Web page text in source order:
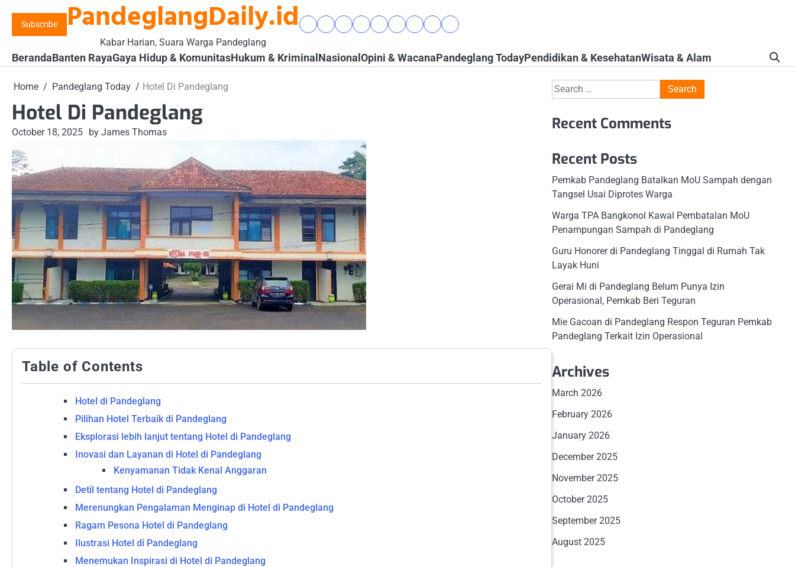
content
Subscribe PandeglangDaily.id
Kabar Harian, Suara Warga Pandeglang
BerandaBantenGaya
Komunitas
Hukum
Kriminal
Nasional
Opini
PandeglangPendidikan
Kesehatan
Wisata
Alam
BerandaBanten RayaGaya Hidup & KomunitasHukum & KriminalNasionalOpini & WacanaPandeglang TodayPendidikan & KesehatanWisata & Alam
Home Pandeglang Today Hotel Di Pandeglang
Hotel Di Pandeglang
October 18, 2025 by James Thomas
Table of Contents
Hotel di Pandeglang
Pilihan Hotel Terbaik di Pandeglang
Eksplorasi lebih lanjut tentang Hotel di Pandeglang
Inovasi dan Layanan di Hotel di Pandeglang
Kenyamanan Tidak Kenal Anggaran
Detil tentang Hotel di Pandeglang
Merenungkan Pengalaman Menginap di Hotel di Pandeglang
Ragam Pesona Hotel di Pandeglang
Ilustrasi Hotel di Pandeglang
Menemukan Inspirasi di Hotel di Pandeglang
Search
for:
Recent Comments
Recent Posts
Pemkab Pandeglang Batalkan MoU Sampah dengan
Tangsel Usai Diprotes Warga
Warga TPA Bangkonol Kawal Pembatalan MoU
Penampungan Sampah di Pandeglang
Guru Honorer di Pandeglang Tinggal di Rumah Tak
Layak Huni
Gerai Mi di Pandeglang Belum Punya Izin
Operasional, Pemkab Beri Teguran
Mie Gacoan di Pandeglang Respon Teguran Pemkab
Pandeglang Terkait Izin Operasional
Archives
March 2026
February 2026
January 2026
December 2025
November 2025
October 2025
September 2025
August 2025